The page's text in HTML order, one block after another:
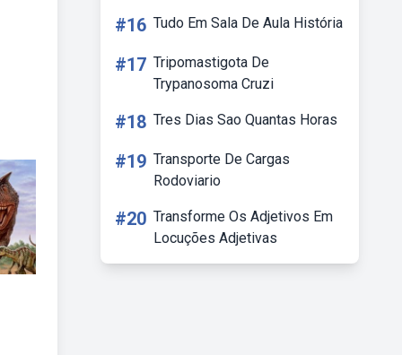
#16 Tudo Em Sala De Aula História
#17 Tripomastigota De
Trypanosoma Cruzi
#18 Tres Dias Sao Quantas Horas
#19 Transporte De Cargas
Rodoviario
#20 Transforme Os Adjetivos Em
Locuções Adjetivas